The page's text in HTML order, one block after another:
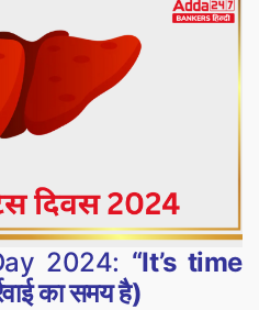
2024: “It’s time
का समय है)